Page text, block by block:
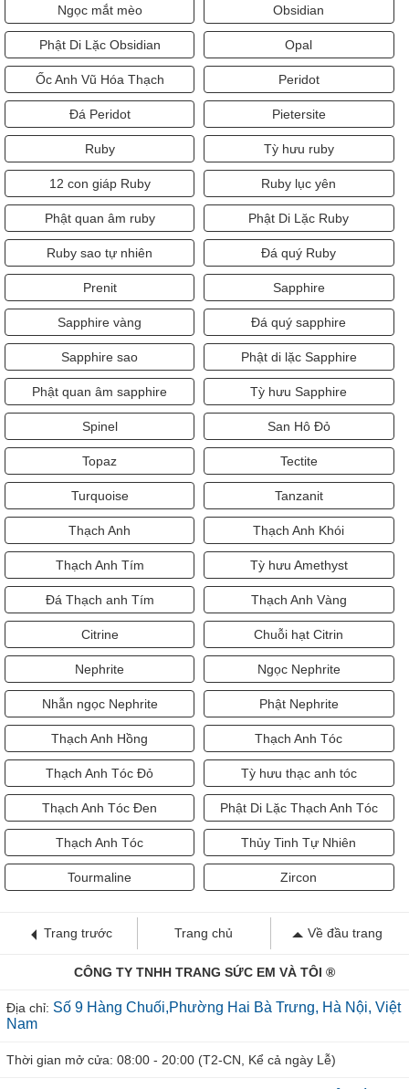
Ngọc mắt mèo Obsidian
Phật Di Lặc Obsidian Opal
Ốc Anh Vũ Hóa Thạch Peridot
Đá Peridot Pietersite
Ruby Tỳ hưu ruby
12 con giáp Ruby Ruby lục yên
Phật quan âm ruby Phật Di Lặc Ruby
Ruby sao tự nhiên Đá quý Ruby
Prenit Sapphire
Sapphire vàng Đá quý sapphire
Sapphire sao Phật di lặc Sapphire
Phật quan âm sapphire Tỳ hưu Sapphire
Spinel San Hô Đỏ
Topaz Tectite
Turquoise Tanzanit
Thạch Anh Thạch Anh Khói
Thạch Anh Tím Tỳ hưu Amethyst
Đá Thạch anh Tím Thạch Anh Vàng
Citrine Chuỗi hạt Citrin
Nephrite Ngọc Nephrite
Nhẫn ngọc Nephrite Phật Nephrite
Thạch Anh Hồng Thạch Anh Tóc
Thạch Anh Tóc Đỏ Tỳ hưu thạc anh tóc
Thạch Anh Tóc Đen Phật Di Lặc Thạch Anh Tóc
Thạch Anh Tóc Thủy Tinh Tự Nhiên
Tourmaline Zircon
Trang trước Trang chủ Về đầu trang
CÔNG TY TNHH TRANG SỨC EM VÀ TÔI ®
Địa chỉ: Số 9 Hàng Chuối,Phường Hai Bà Trưng, Hà Nội, Việt
Nam
Thời gian mở cửa: 08:00 - 20:00 (T2-CN, Kể cả ngày Lễ)